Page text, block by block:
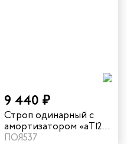
9 440 ₽
Строп одинарный с
амортизатором «аТ12»
искробезопасный vnt
ПОЯ537